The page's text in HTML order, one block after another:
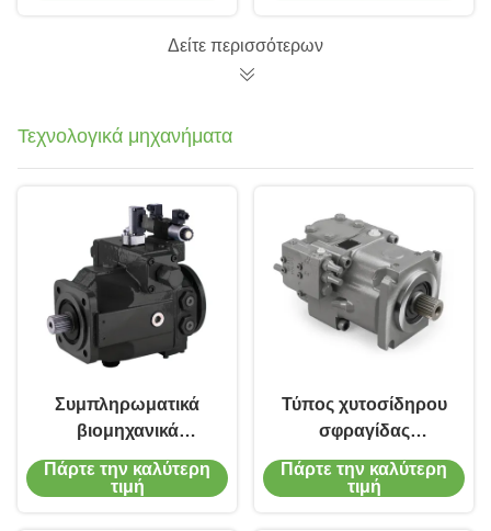
μηχανήματα
580L/Min ροή
Δείτε περισσότερων
Τεχνολογικά μηχανήματα
Συμπληρωματικά
βιομηχανικά
μηχανήματα A4VSG
αντλία έμβολο
Πάρτε την καλύτερη
τιμή
Τύπος χυτοσίδηρου
σφραγίδας
μεταβλητής αξονικής
αντλίας έμβολος
Πάρτε την καλύτερη
τιμή